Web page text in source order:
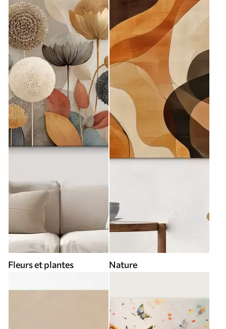
Fleurs et plantes Nature